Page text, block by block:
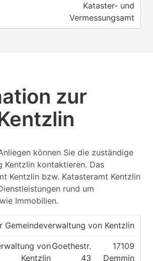
Kataster- und
Vermessungsamt
zur
können Sie die zuständige
Kentzlin kontaktieren. Das
Kentzlin bzw. Katasteramt Kentzlin
rund um
Immobilien.
Gemeindeverwaltung von Kentzlin
von
Kentzlin
Goethestr.
43
17109
Demmin